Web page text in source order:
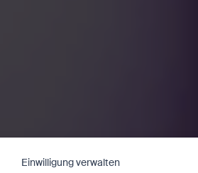
Einwilligung verwalten